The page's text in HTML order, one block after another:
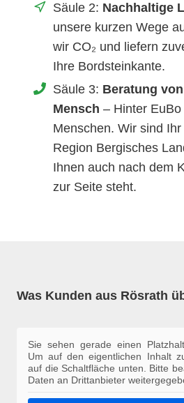
Säule 2: Nachhaltige
unsere kurzen Wege
wir CO₂ und liefern
Ihre Bordsteinkante.
Säule 3: Beratung
Mensch – Hinter
Menschen. Wir sind
Region Bergisches
Ihnen auch nach dem
zur Seite steht.
Was Kunden aus Rösrath
Sie sehen gerade einen
Um auf den eigentlichen Inhalt
auf die Schaltfläche unten. Bitte
Daten an Drittanbieter